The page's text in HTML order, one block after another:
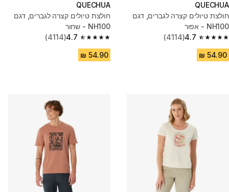
QUECHUA
חולצת טיולים קצרה לגברים, דגם
NH100 - אפור
4.7
4.7 out of 5 stars from 4114 reviews
(4114)
QUECHUA
חולצת טיולים קצרה לגברים, דגם
NH100 - שחור
4.7
4.7 out of 5 stars from 4114 reviews
(4114)